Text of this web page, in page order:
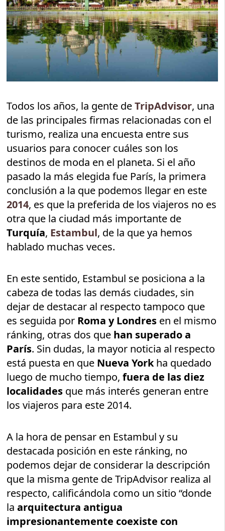
Todos los años, la gente deTripAdvisor, una
de las principales firmas relacionadas con el
turismo, realiza una encuesta entre sus
usuarios para conocer cuáles son los
destinos de moda en el planeta. Si el año
pasado la más elegida fue París, la primera
conclusión a la que podemos llegar en este
2014, es que la preferida de los viajeros no es
otra que la ciudad más importante de
Turquía, Estambul, de la que ya hemos
hablado muchas veces.
En este sentido, Estambul se posiciona a la
cabeza de todas las demás ciudades, sin
dejar de destacar al respecto tampoco que
es seguida por Roma y Londres en el mismo
ránking, otras dos que han superado a
París. Sin dudas, la mayor noticia al respecto
está puesta en que Nueva Yorkha quedado
luego de mucho tiempo,fuera de las diez
localidades que más interés generan entre
los viajeros para este 2014.
A la hora de pensar en Estambul y su
destacada posición en este ránking, no
podemos dejar de considerar la descripción
que la misma gente de TripAdvisor realiza al
respecto, calificándola como un sitio “donde
laarquitectura antigua
impresionantemente coexiste con